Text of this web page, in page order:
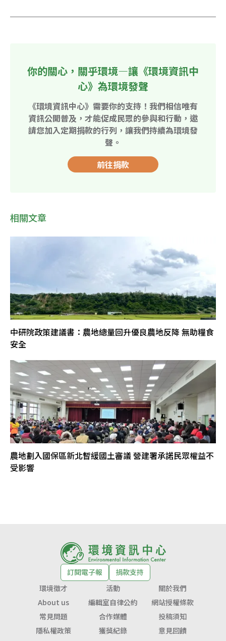
你的關心，關乎環境—讓《環境資訊中
心》為環境發聲
《環境資訊中心》需要你的支持！我們相信唯有
資訊公開普及，才能促成民眾的參與和行動，邀
請您加入定期捐款的行列，讓我們持續為環境發
聲。
前往捐款
相關文章
中研院政策建議書：農地總量回升優良農地反降 無助糧食
安全
農地劃入國保區新北暫緩國土審議 營建署承諾民眾權益不
受影響
訂閱電子報
捐款支持
環境徵才
活動
關於我們
About us
編輯室自律公約
網站授權條款
常見問題
合作媒體
投稿須知
隱私權政策
獲獎紀錄 意見回饋